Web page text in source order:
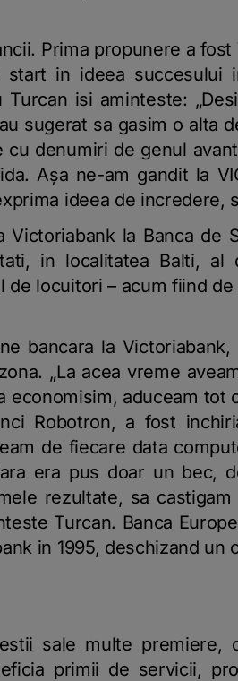
Prima propunere a
in ideea succesului
Turcan isi aminteste:
sugerat sa gasim o alta
denumiri de genul
Aşa ne-am gandit la
ideea de incredere,
la Banca de
in localitatea Balti, al
locuitori – acum fiind
bancara la
„La acea vreme
economisim, aduceam tot
Robotron, a fost
de fiecare data
era pus doar un bec,
rezultate, sa
Turcan. Banca
in 1995, deschizand un
sale multe premiere,
primii de servicii,